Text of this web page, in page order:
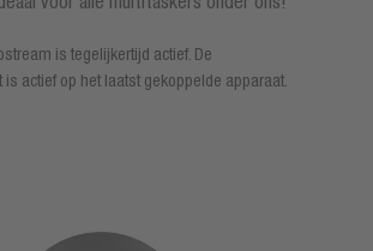
is tegelijkertijd actief. De
actief op het laatst gekoppelde apparaat.